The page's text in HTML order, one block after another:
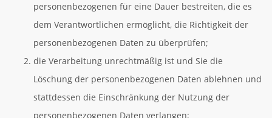
personenbezogenen für eine Dauer bestreiten, die es
dem Verantwortlichen ermöglicht, die Richtigkeit der
personenbezogenen Daten zu überprüfen;
die Verarbeitung unrechtmäßig ist und Sie die
Löschung der personenbezogenen Daten ablehnen und
stattdessen die Einschränkung der Nutzung der
personenbezogenen Daten verlangen;